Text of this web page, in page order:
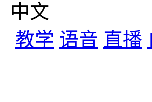
中文
教学 语音 直播